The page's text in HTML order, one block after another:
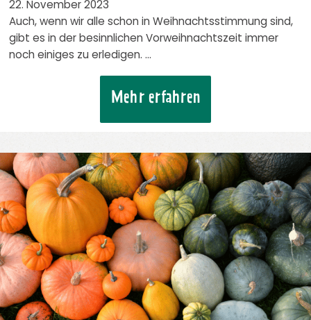
22. November 2023
Auch, wenn wir alle schon in Weihnachtsstimmung sind,
gibt es in der besinnlichen Vorweihnachtszeit immer
noch einiges zu erledigen. …
Mehr erfahren